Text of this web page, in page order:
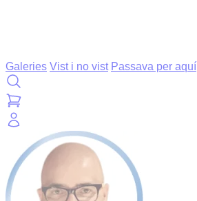
Galeries Vist i no vist Passava per aquí